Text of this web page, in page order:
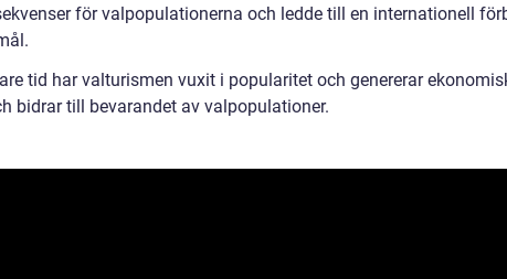
för valpopulationerna och ledde till en internationell
tid har valturismen vuxit i popularitet och genererar
bidrar till bevarandet av valpopulationer.